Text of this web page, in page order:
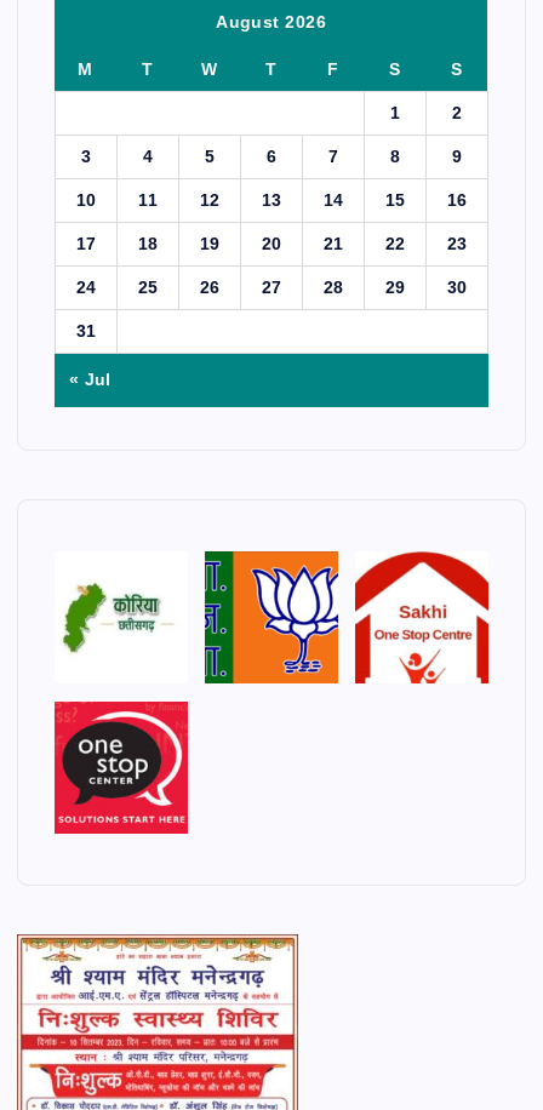
August 2026
M T W T F S S
1 2
3 4 5 6 7 8 9
10 11 12 13 14 15 16
17 18 19 20 21 22 23
24 25 26 27 28 29 30
31
« Jul